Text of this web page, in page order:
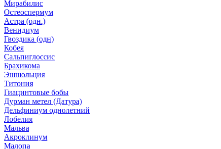
Мирабилис
Остеоспермум
Астра (одн.)
Венидиум
Гвоздика (одн)
Кобея
Сальпиглоссис
Брахикома
Эшшольция
Титония
Гиацинтовые бобы
Дурман метел (Датура)
Дельфиниум однолетний
Лобелия
Мальва
Акроклинум
Малопа